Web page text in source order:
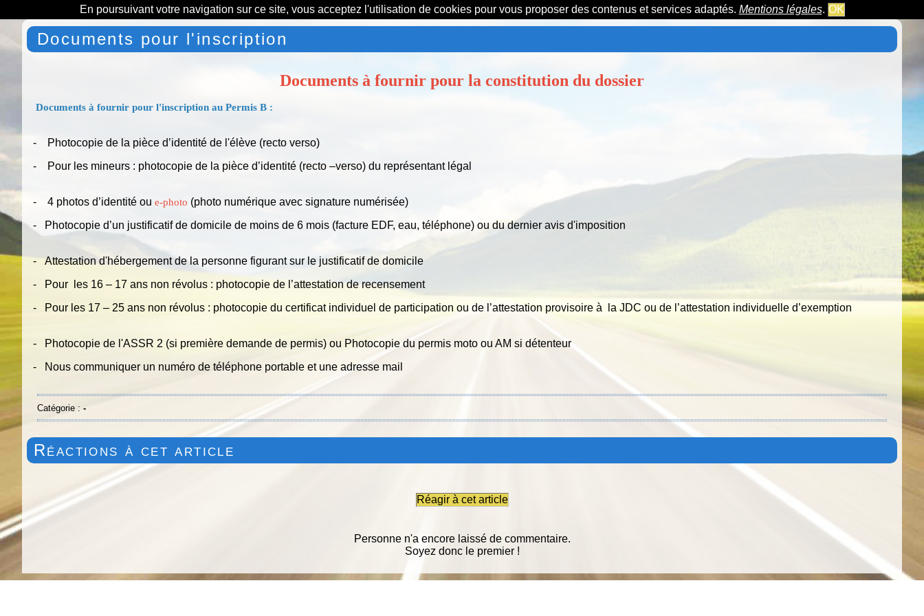
En poursuivant votre navigation sur ce site, vous acceptez l'utilisation de cookies pour vous proposer des contenus et services adaptés. Mentions légales. OK
Documents pour l'inscription
Documents à fournir pour la constitution du dossier
Documents à fournir pour l'inscription au Permis B :
- Photocopie de la pièce d’identité de l'élève (recto verso)
- Pour les mineurs : photocopie de la pièce d’identité (recto –verso) du représentant légal
- 4 photos d’identité ou e-photo (photo numérique avec signature numérisée)
- Photocopie d’un justificatif de domicile de moins de 6 mois (facture EDF, eau, téléphone) ou du dernier avis d'imposition
- Attestation d'hébergement de la personne figurant sur le justificatif de domicile
- Pour les 16 – 17 ans non révolus : photocopie de l’attestation de recensement
- Pour les 17 – 25 ans non révolus : photocopie du certificat individuel de participation ou de l’attestation provisoire à la JDC ou de l’attestation individuelle d’exemption
- Photocopie de l'ASSR 2 (si première demande de permis) ou Photocopie du permis moto ou AM si détenteur
- Nous communiquer un numéro de téléphone portable et une adresse mail
Catégorie : -
Réactions à cet article
Réagir à cet article
Personne n'a encore laissé de commentaire.
Soyez donc le premier !